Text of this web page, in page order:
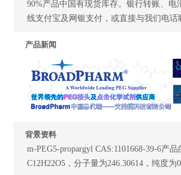
90%产品中国有现货库存。银行转账、电
线支付宝及网银支付，或直接与我们电话
产品新闻
背景资料
m-PEG5-propargyl CAS:1101668-39-6产
C12H22O5，分子量为246.30614，纯度为